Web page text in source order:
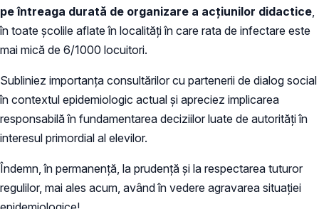
pe întreaga durată de organizare a acțiunilor didactice
în toate școlile aflate în localități în care rata de infectare este
mai mică de 6/1000 locuitori.
Subliniez importanța consultărilor cu partenerii de dialog social
în contextul epidemiologic actual și apreciez implicarea
responsabilă în fundamentarea deciziilor luate de autorități în
interesul primordial al elevilor.
Îndemn, în permanență, la prudență și la respectarea tuturor
regulilor, mai ales acum, având în vedere agravarea situației